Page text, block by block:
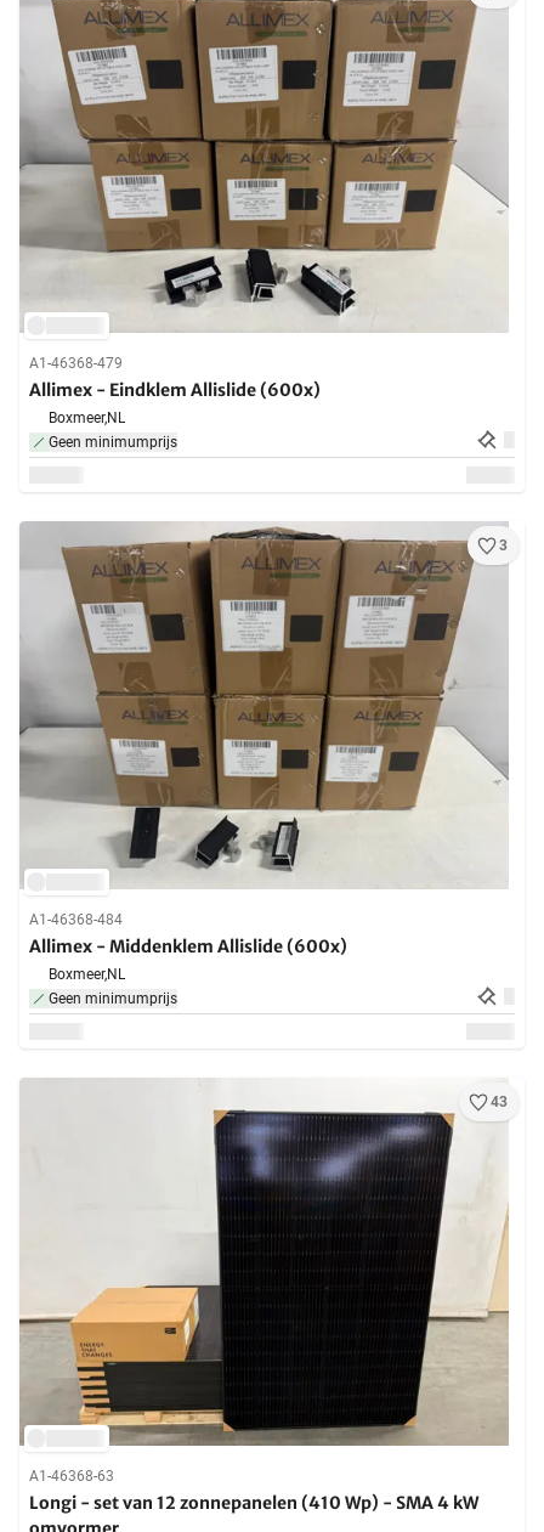
A1-46368-479
Allimex - Eindklem Allislide (600x)
Boxmeer,NL
Geen minimumprijs
3
A1-46368-484
Allimex - Middenklem Allislide (600x)
Boxmeer,NL
Geen minimumprijs
43
A1-46368-63
Longi - set van 12 zonnepanelen (410 Wp) - SMA 4 kW